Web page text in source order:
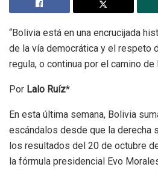
“Bolivia está en una encrucijada
de la vía democrática y el respeto
regula, o continua por el camino de
Por Lalo Ruíz*
En esta última semana, Bolivia
escándalos desde que la derecha
los resultados del 20 de octubre
la fórmula presidencial Evo